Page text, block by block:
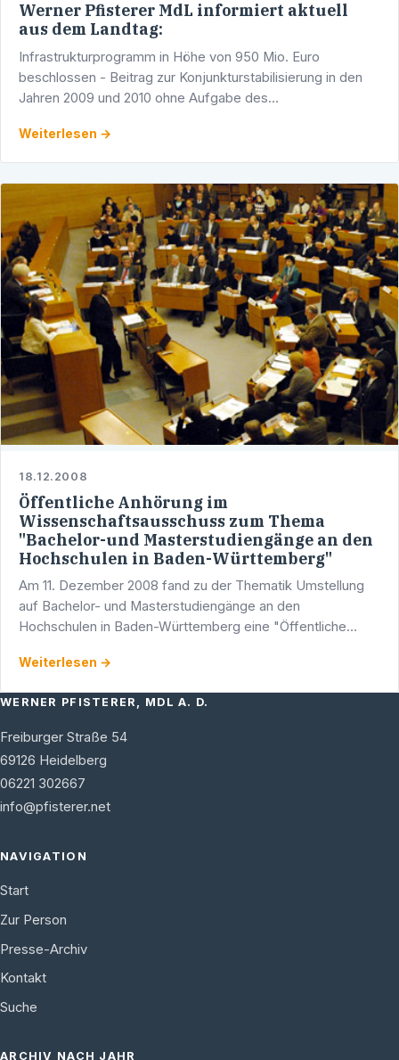
Werner Pfisterer MdL informiert aktuell
aus dem Landtag:
Infrastrukturprogramm in Höhe von 950 Mio. Euro
beschlossen - Beitrag zur Konjunkturstabilisierung in den
Jahren 2009 und 2010 ohne Aufgabe des
Württemberg und seine …
Weiterlesen →
18.12.2008
Öffentliche Anhörung im
Wissenschaftsausschuss zum Thema
"Bachelor-und Masterstudiengänge an den
Hochschulen in Baden-Württemberg"
Am 11. Dezember 2008 fand zu der Thematik Umstellung
auf Bachelor- und Masterstudiengänge an den
Hochschulen in Baden-Württemberg eine "Öffentliche
Forschung und Kunst …
Weiterlesen →
WERNER PFISTERER, MDL A. D.
Freiburger Straße 54
69126 Heidelberg
06221 302667
info@pfisterer.net
NAVIGATION
Start
Zur Person
Presse-Archiv
Kontakt
Suche
ARCHIV NACH JAHR